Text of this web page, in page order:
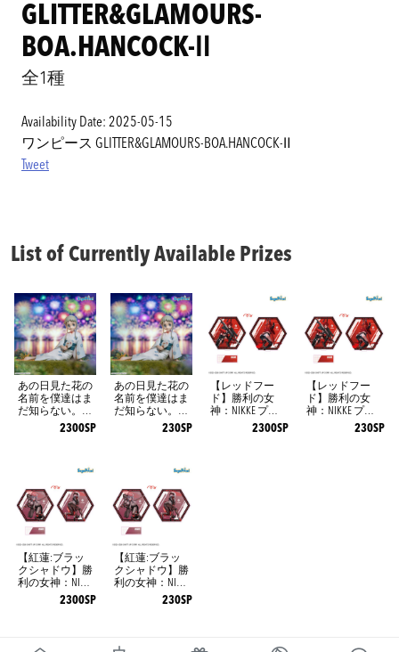
GLITTER&GLAMOURS-
BOA.HANCOCK-Ⅱ
全1種
Availability Date: 2025-05-15
ワンピース GLITTER&GLAMOURS-BOA.HANCOCK-Ⅱ
Tweet
List of Currently Available Prizes
あの日見た花の
名前を僕達はま
だ知らない。 Yu
memirize ‐本間芽
2300SP
あの日見た花の
名前を僕達はま
だ知らない。 Yu
memirize ‐本間芽
230SP
【レッドフー
ド】勝利の女
神：NIKKE プラ
チナムザッカ両
2300SP
【レッドフー
ド】勝利の女
神：NIKKE プラ
チナムザッカ両
230SP
【紅蓮:ブラッ
クシャドウ】勝
利の女神：NIKK
E プラチナムザ
2300SP
【紅蓮:ブラッ
クシャドウ】勝
利の女神：NIKK
E プラチナムザ
230SP